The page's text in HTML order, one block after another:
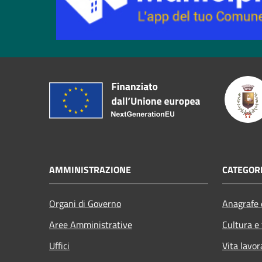
AMMINISTRAZIONE
Organi di Governo
Aree Amministrative
Uffici
Cultura
Vita